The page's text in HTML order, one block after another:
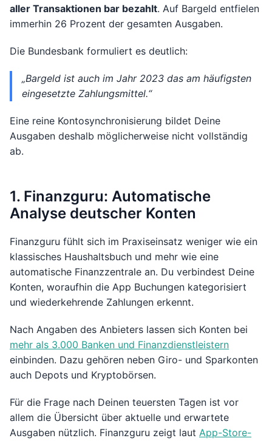
aller Transaktionen bar bezahlt. Auf Bargeld entfielen
immerhin 26 Prozent der gesamten Ausgaben.
Die Bundesbank formuliert es deutlich:
„Bargeld ist auch im Jahr 2023 das am häufigsten
eingesetzte Zahlungsmittel.“
Eine reine Kontosynchronisierung bildet Deine
Ausgaben deshalb möglicherweise nicht vollständig
ab.
1. Finanzguru: Automatische
Analyse deutscher Konten
Finanzguru fühlt sich im Praxiseinsatz weniger wie ein
klassisches Haushaltsbuch und mehr wie eine
automatische Finanzzentrale an. Du verbindest Deine
Konten, woraufhin die App Buchungen kategorisiert
und wiederkehrende Zahlungen erkennt.
Nach Angaben des Anbieters lassen sich Konten bei
mehr als 3.000 Banken und Finanzdienstleistern
einbinden. Dazu gehören neben Giro- und Sparkonten
auch Depots und Kryptobörsen.
Für die Frage nach Deinen teuersten Tagen ist vor
allem die Übersicht über aktuelle und erwartete
Ausgaben nützlich. Finanzguru zeigt laut App-Store-